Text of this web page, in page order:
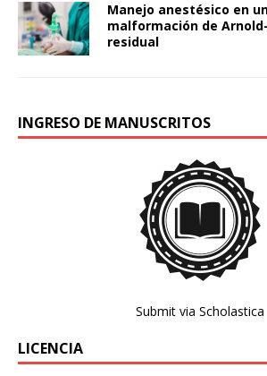
Manejo anestésico en
malformación de
residual
INGRESO DE MANUSCRITOS
Submit via Scholastica
LICENCIA